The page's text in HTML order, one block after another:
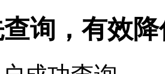
询， 有效